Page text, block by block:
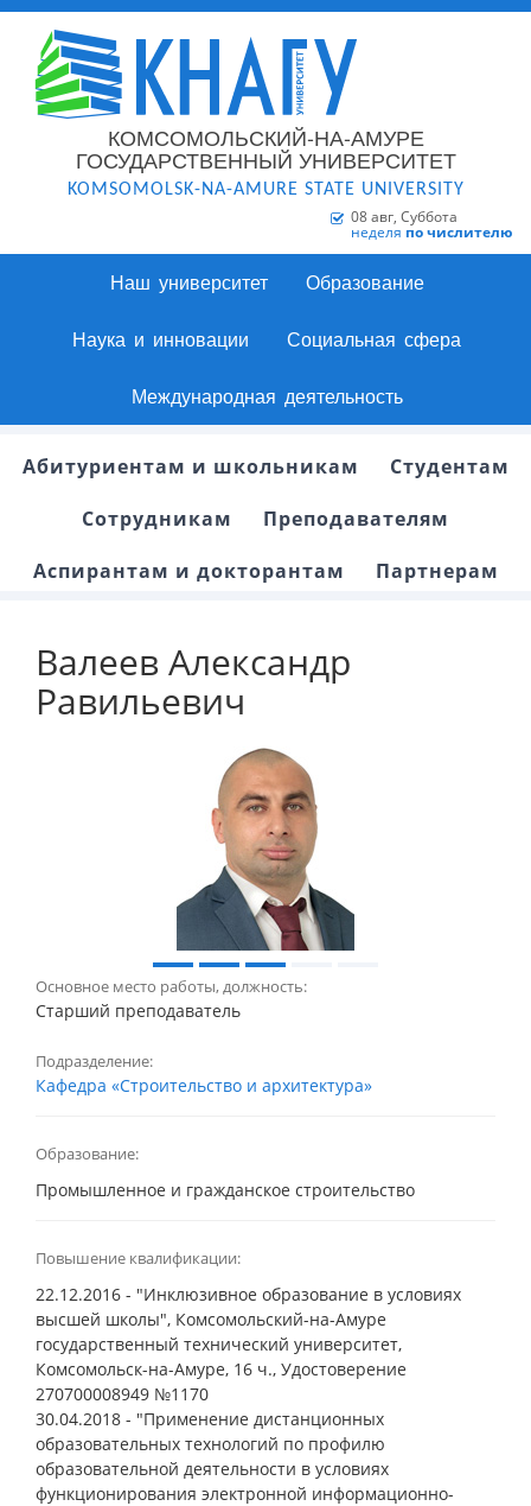
КОМСОМОЛЬСКИЙ-НА-АМУРЕ
ГОСУДАРСТВЕННЫЙ УНИВЕРСИТЕТ
KOMSOMOLSK-NA-AMURE STATE UNIVERSITY
08 авг, Суббота
неделя по числителю
Наш университет Образование
Наука и инновации Социальная сфера
Международная деятельность
Абитуриентам и школьникам
Студентам
Сотрудникам
Преподавателям
Аспирантам и докторантам
Партнерам
Валеев Александр
Равильевич
Основное место работы, должность:
Старший преподаватель
Подразделение:
Кафедра «Строительство и архитектура»
Образование:
Промышленное и гражданское строительство
Повышение квалификации:
22.12.2016 - "Инклюзивное образование в условиях
высшей школы", Комсомольский-на-Амуре
государственный технический университет,
Комсомольск-на-Амуре, 16 ч., Удостоверение
270700008949 №1170
30.04.2018 - "Применение дистанционных
образовательных технологий по профилю
образовательной деятельности в условиях
функционирования электронной информационно-